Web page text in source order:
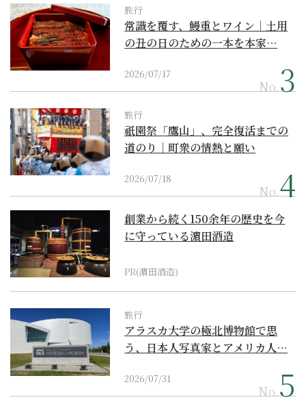
旅行
常識を覆す、鰻重とワイン｜土用
の丑の日のための一本を本家…
2026/07/17
No.
旅行
祇園祭「鷹山」、完全復活までの
道のり｜町衆の情熱と願い
2026/07/18
No.
創業から続く150余年の歴史を今
に守っている濵田酒造
PR(濵田酒造)
旅行
アラスカ大学の極北博物館で思
う、日本人写真家とアメリカ人…
2026/07/31
No.